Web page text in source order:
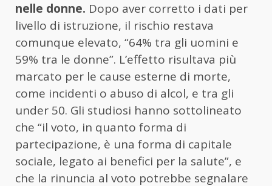
nelle donne. Dopo aver corretto i dati per
livello di istruzione, il rischio restava
comunque elevato, “64% tra gli uomini e
59% tra le donne”. L’effetto risultava più
marcato per le cause esterne di morte,
come incidenti o abuso di alcol, e tra gli
under 50. Gli studiosi hanno sottolineato
che “il voto, in quanto forma di
partecipazione, è una forma di capitale
sociale, legato ai benefici per la salute”, e
che la rinuncia al voto potrebbe segnalare